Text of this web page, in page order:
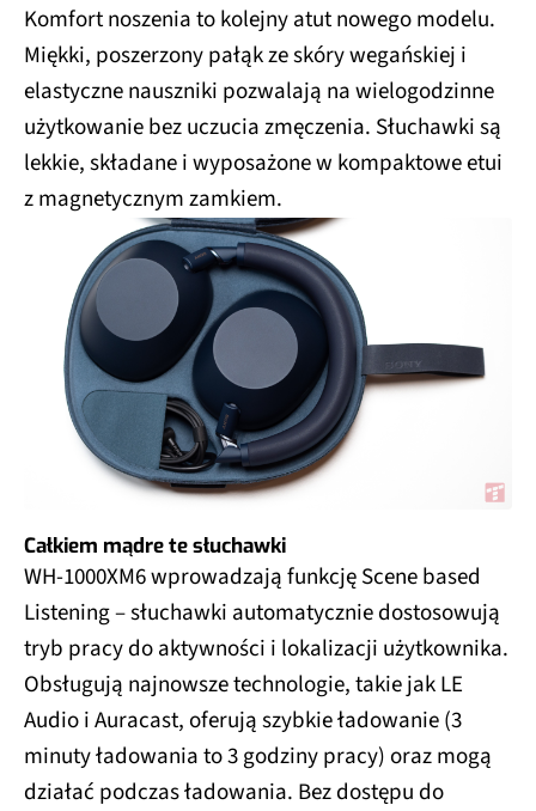
Komfort noszenia to kolejny atut nowego modelu.
Miękki, poszerzony pałąk ze skóry wegańskiej i
elastyczne nauszniki pozwalają na wielogodzinne
użytkowanie bez uczucia zmęczenia. Słuchawki są
lekkie, składane i wyposażone w kompaktowe etui
z magnetycznym zamkiem.
Całkiem mądre te słuchawki
WH-1000XM6 wprowadzają funkcję Scene based
Listening – słuchawki automatycznie dostosowują
tryb pracy do aktywności i lokalizacji użytkownika.
Obsługują najnowsze technologie, takie jak LE
Audio i Auracast, oferują szybkie ładowanie (3
minuty ładowania to 3 godziny pracy) oraz mogą
działać podczas ładowania. Bez dostępu do